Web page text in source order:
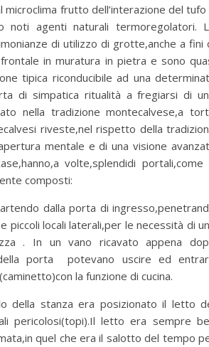
frutto dell’interazione del tufo
noti agenti naturali termoregolatori.
di utilizzo di grotte,anche a fini
in muratura in pietra e sono
tipica riconducibile ad una
di simpatica ritualità a fregiarsi di
nella tradizione montecalvese,a
riveste,nel rispetto della
mentale e di una visione
volte,splendidi portali,come
composti:
dalla porta di
piccoli locali laterali,per le necessità di
. In un vano ricavato appena
porta potevano uscire ed
(caminetto)con la funzione di cucina.
della stanza era posizionato il letto
pericolosi(topi).Il letto era sempre
quel che era il salotto del tempo